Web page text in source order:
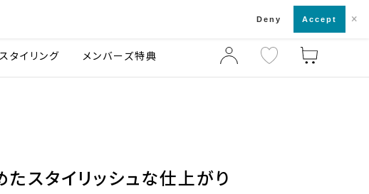
店舗一覧・来店予約
タイリング メンバーズ特典
スタイリッシュな仕上がり
Deny Accept ×